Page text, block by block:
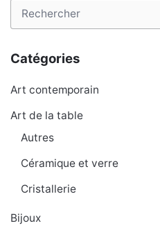
Search
for
Catégories
Art contemporain
Art de la table
Autres
Céramique et verre
Cristallerie
Bijoux